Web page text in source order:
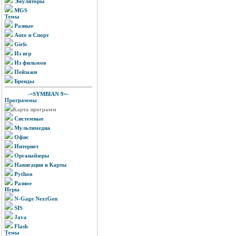
MGS
Темы
Разные
Auto и Спорт
Girls
Из игр
Из фильмов
Пейзажи
Бренды
-=SYMBIAN 9=-
Программы
Карта программ
Системные
Мультимедиа
Офис
Интернет
Органайзеры
Навигация и Карты
Python
Разное
Игры
N-Gage NextGen
SIS
Java
Flash
Темы